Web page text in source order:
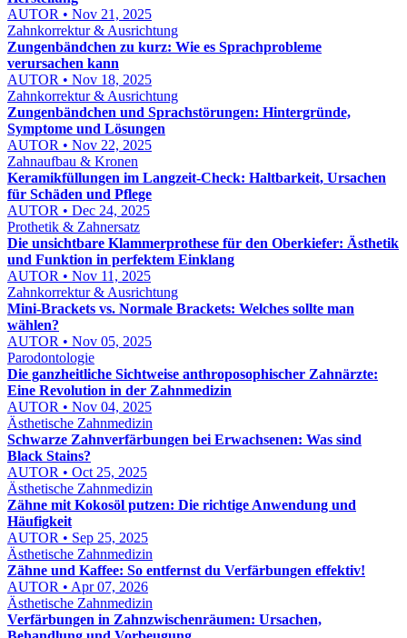
AUTOR • Nov 21, 2025
Zahnkorrektur & Ausrichtung
Zungenbändchen zu kurz: Wie es Sprachprobleme
verursachen kann
AUTOR • Nov 18, 2025
Zahnkorrektur & Ausrichtung
Zungenbändchen und Sprachstörungen: Hintergründe,
Symptome und Lösungen
AUTOR • Nov 22, 2025
Zahnaufbau & Kronen
Keramikfüllungen im Langzeit-Check: Haltbarkeit, Ursachen
für Schäden und Pflege
AUTOR • Dec 24, 2025
Prothetik & Zahnersatz
Die unsichtbare Klammerprothese für den Oberkiefer: Ästhetik
und Funktion in perfektem Einklang
AUTOR • Nov 11, 2025
Zahnkorrektur & Ausrichtung
Mini-Brackets vs. Normale Brackets: Welches sollte man
wählen?
AUTOR • Nov 05, 2025
Parodontologie
Die ganzheitliche Sichtweise anthroposophischer Zahnärzte:
Eine Revolution in der Zahnmedizin
AUTOR • Nov 04, 2025
Ästhetische Zahnmedizin
Schwarze Zahnverfärbungen bei Erwachsenen: Was sind
Black Stains?
AUTOR • Oct 25, 2025
Ästhetische Zahnmedizin
Zähne mit Kokosöl putzen: Die richtige Anwendung und
Häufigkeit
AUTOR • Sep 25, 2025
Ästhetische Zahnmedizin
Zähne und Kaffee: So entfernst du Verfärbungen effektiv!
AUTOR • Apr 07, 2026
Ästhetische Zahnmedizin
Verfärbungen in Zahnzwischenräumen: Ursachen,